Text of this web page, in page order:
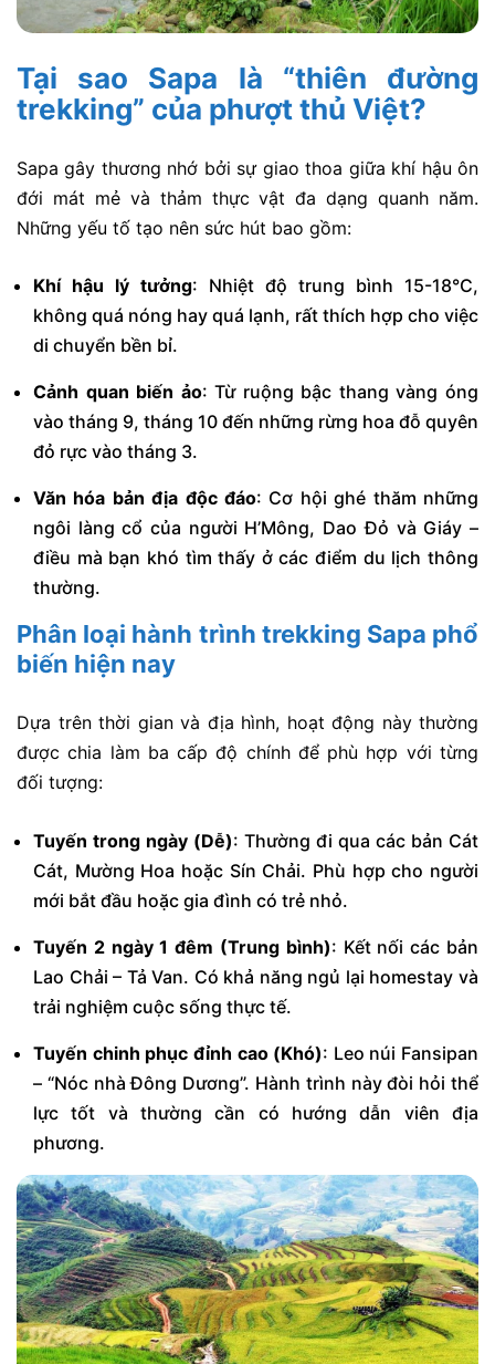
Tại sao Sapa là “thiên đường
trekking” của phượt thủ Việt?
Sapa gây thương nhớ bởi sự giao thoa giữa khí hậu ôn
đới mát mẻ và thảm thực vật đa dạng quanh năm.
Những yếu tố tạo nên sức hút bao gồm:
Khí hậu lý tưởng: Nhiệt độ trung bình 15-18°C,
không quá nóng hay quá lạnh, rất thích hợp cho việc
di chuyển bền bỉ.
Cảnh quan biến ảo: Từ ruộng bậc thang vàng óng
vào tháng 9, tháng 10 đến những rừng hoa đỗ quyên
đỏ rực vào tháng 3.
Văn hóa bản địa độc đáo: Cơ hội ghé thăm những
ngôi làng cổ của người H’Mông, Dao Đỏ và Giáy –
điều mà bạn khó tìm thấy ở các điểm du lịch thông
thường.
Phân loại hành trình trekking Sapa phổ
biến hiện nay
Dựa trên thời gian và địa hình, hoạt động này thường
được chia làm ba cấp độ chính để phù hợp với từng
đối tượng:
Tuyến trong ngày (Dễ): Thường đi qua các bản Cát
Cát, Mường Hoa hoặc Sín Chải. Phù hợp cho người
mới bắt đầu hoặc gia đình có trẻ nhỏ.
Tuyến 2 ngày 1 đêm (Trung bình): Kết nối các bản
Lao Chải – Tả Van. Có khả năng ngủ lại homestay và
trải nghiệm cuộc sống thực tế.
Tuyến chinh phục đỉnh cao (Khó): Leo núi Fansipan
– “Nóc nhà Đông Dương”. Hành trình này đòi hỏi thể
lực tốt và thường cần có hướng dẫn viên địa
phương.